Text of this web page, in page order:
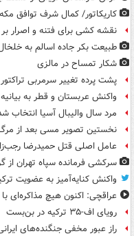
کاریکاتور/ کمال شرف توافق
نقشه کشی برای فتنه و اصرار
طبیعت بکر جاده اسالم به
شکار تمساح در مالزی
پشت پرده تغییر سرمربی تراکتور
واکنش عربستان و قطر به
مرد سال والیبال آسیا انتخاب
نخستین تصویر مسی بعد از
عامل اصلی قتل حمیدرضا
سرکشی فرمانده سپاه تهران از
واکنش کنایه‌آمیز به عضویت
عراقچی: اکنون هیچ مذاکره‌ای با
رویای اف-۳۵ ترکیه در بن‌بست
راز عبور مخفی جنگنده‌های